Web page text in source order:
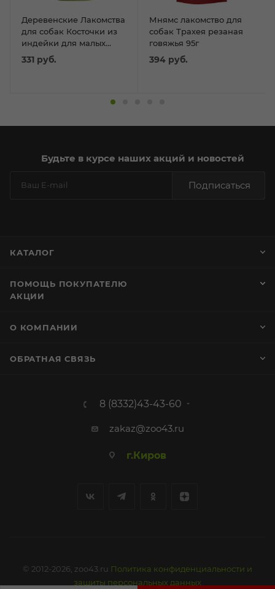
Деревенские Лакомства
для собак Косточки из
индейки для малых
пород 55г
331 руб.
Мнямс лакомство для
собак Трахея резаная
говяжья 95г
394 руб.
Будьте в курсе наших акций и новостей
Подписаться
КАТАЛОГ
ПОМОЩЬ ПОКУПАТЕЛЮ
АКЦИИ
О КОМПАНИИ
ОБРАТНАЯ СВЯЗЬ
8 (8332)43-43-60
zakaz@zoo43.ru
г.Киров
© 2012-2026, zoo43.ru Политика конфиденциальности и
защиты персональных данных